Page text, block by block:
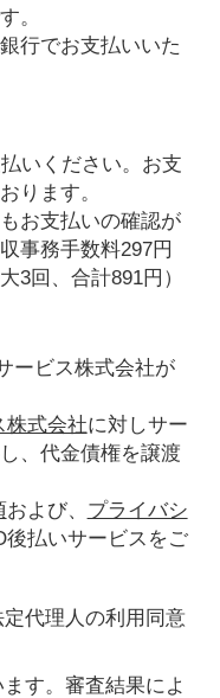
。
行でお支払いいた
いください。お支
ります。
お支払いの確認が
事務手数料297円
3回、合計891円）
ービス株式会社が
株式会社に対しサー
、代金債権を譲渡
および、 プライバシ
後払いサービスをご
代理人の利用同意
す。審査結果によ